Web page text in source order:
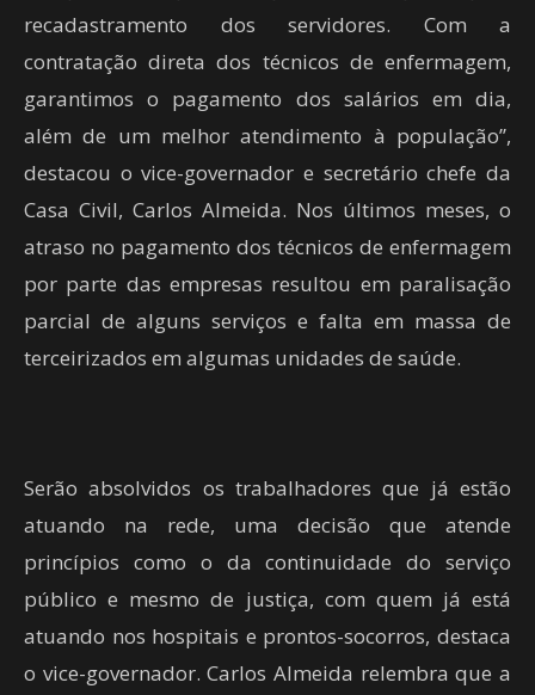
recadastramento dos servidores. Com a
contratação direta dos técnicos de enfermagem,
garantimos o pagamento dos salários em dia,
além de um melhor atendimento à população’’,
destacou o vice-governador e secretário chefe da
Casa Civil, Carlos Almeida. Nos últimos meses, o
atraso no pagamento dos técnicos de enfermagem
por parte das empresas resultou em paralisação
parcial de alguns serviços e falta em massa de
terceirizados em algumas unidades de saúde.
Serão absolvidos os trabalhadores que já estão
atuando na rede, uma decisão que atende
princípios como o da continuidade do serviço
público e mesmo de justiça, com quem já está
atuando nos hospitais e prontos-socorros, destaca
o vice-governador. Carlos Almeida relembra que a